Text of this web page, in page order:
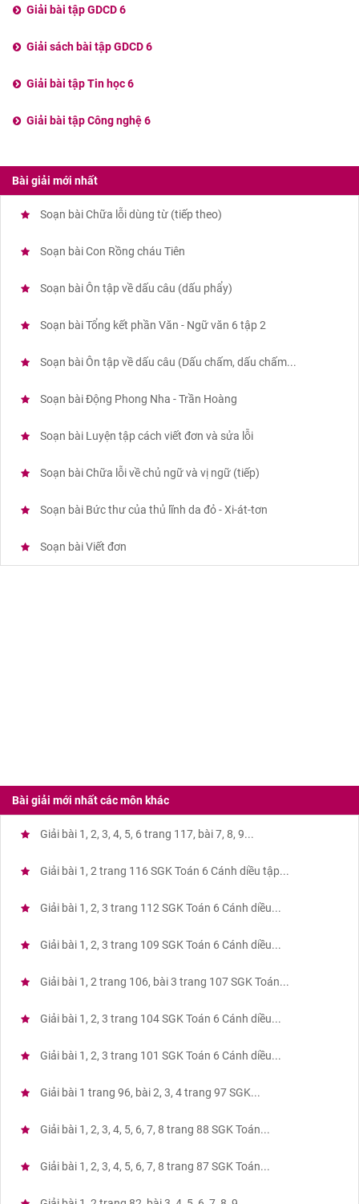
Giải bài tập GDCD 6
Giải sách bài tập GDCD 6
Giải bài tập Tin học 6
Giải bài tập Công nghệ 6
Bài giải mới nhất
Soạn bài Chữa lỗi dùng từ (tiếp theo)
Soạn bài Con Rồng cháu Tiên
Soạn bài Ôn tập về dấu câu (dấu phẩy)
Soạn bài Tổng kết phần Văn - Ngữ văn 6 tập 2
Soạn bài Ôn tập về dấu câu (Dấu chấm, dấu chấm...
Soạn bài Động Phong Nha - Trần Hoàng
Soạn bài Luyện tập cách viết đơn và sửa lỗi
Soạn bài Chữa lỗi về chủ ngữ và vị ngữ (tiếp)
Soạn bài Bức thư của thủ lĩnh da đỏ - Xi-át-tơn
Soạn bài Viết đơn
Bài giải mới nhất các môn khác
Giải bài 1, 2, 3, 4, 5, 6 trang 117, bài 7, 8, 9...
Giải bài 1, 2 trang 116 SGK Toán 6 Cánh diều tập...
Giải bài 1, 2, 3 trang 112 SGK Toán 6 Cánh diều...
Giải bài 1, 2, 3 trang 109 SGK Toán 6 Cánh diều...
Giải bài 1, 2 trang 106, bài 3 trang 107 SGK Toán...
Giải bài 1, 2, 3 trang 104 SGK Toán 6 Cánh diều...
Giải bài 1, 2, 3 trang 101 SGK Toán 6 Cánh diều...
Giải bài 1 trang 96, bài 2, 3, 4 trang 97 SGK...
Giải bài 1, 2, 3, 4, 5, 6, 7, 8 trang 88 SGK Toán...
Giải bài 1, 2, 3, 4, 5, 6, 7, 8 trang 87 SGK Toán...